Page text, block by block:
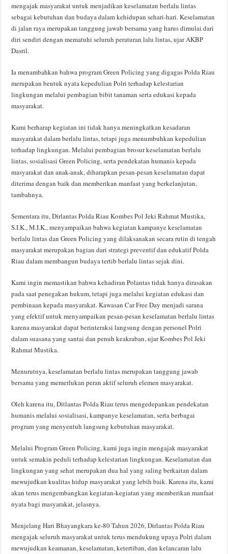
mengajak masyarakat untuk menjadikan keselamatan berlalu lintas
sebagai kebutuhan dan budaya dalam kehidupan sehari-hari. Keselamatan
di jalan raya merupakan tanggung jawab bersama yang harus dimulai dari
diri sendiri dengan mematuhi seluruh peraturan lalu lintas, ujar AKBP
Dasril.
Ia menambahkan bahwa program Green Policing yang digagas Polda Riau
merupakan bentuk nyata kepedulian Polri terhadap kelestarian
lingkungan melalui pembagian bibit tanaman serta edukasi kepada
masyarakat.
Kami berharap kegiatan ini tidak hanya meningkatkan kesadaran
masyarakat dalam berlalu lintas, tetapi juga menumbuhkan kepedulian
terhadap lingkungan. Melalui pembagian brosur keselamatan berlalu
lintas, sosialisasi Green Policing, serta pendekatan humanis kepada
masyarakat dan anak-anak, diharapkan pesan-pesan keselamatan dapat
diterima dengan baik dan memberikan manfaat yang berkelanjutan,
tambahnya.
Sementara itu, Dirlantas Polda Riau Kombes Pol Jeki Rahmat Mustika,
S.I.K., M.I.K., menyampaikan bahwa kegiatan kampanye keselamatan
berlalu lintas dan Green Policing yang dilaksanakan secara rutin di tengah
masyarakat merupakan bagian dari strategi preventif dan edukatif Polda
Riau dalam membangun budaya tertib berlalu lintas sejak dini.
Kami ingin memastikan bahwa kehadiran Polantas tidak hanya dirasakan
pada saat penegakan hukum, tetapi juga melalui kegiatan edukasi dan
pembinaan kepada masyarakat. Kawasan Car Free Day menjadi sarana
yang efektif untuk menyampaikan pesan-pesan keselamatan berlalu lintas
karena masyarakat dapat berinteraksi langsung dengan personel Polri
dalam suasana yang santai dan penuh keakraban, ujar Kombes Pol Jeki
Rahmat Mustika.
Menurutnya, keselamatan berlalu lintas merupakan tanggung jawab
bersama yang memerlukan peran aktif seluruh elemen masyarakat.
Oleh karena itu, Ditlantas Polda Riau terus mengedepankan pendekatan
humanis melalui sosialisasi, kampanye keselamatan, serta berbagai
program yang menyentuh langsung kebutuhan masyarakat.
Melalui Program Green Policing, kami juga ingin mengajak masyarakat
untuk semakin peduli terhadap kelestarian lingkungan. Keselamatan dan
lingkungan yang sehat merupakan dua hal yang saling berkaitan dalam
mewujudkan kualitas hidup masyarakat yang lebih baik. Karena itu, kami
akan terus mengembangkan kegiatan-kegiatan yang memberikan manfaat
nyata bagi masyarakat, jelasnya.
Menjelang Hari Bhayangkara ke-80 Tahun 2026, Dirlantas Polda Riau
mengajak seluruh masyarakat untuk terus mendukung upaya Polri dalam
mewujudkan keamanan, keselamatan, ketertiban, dan kelancaran lalu